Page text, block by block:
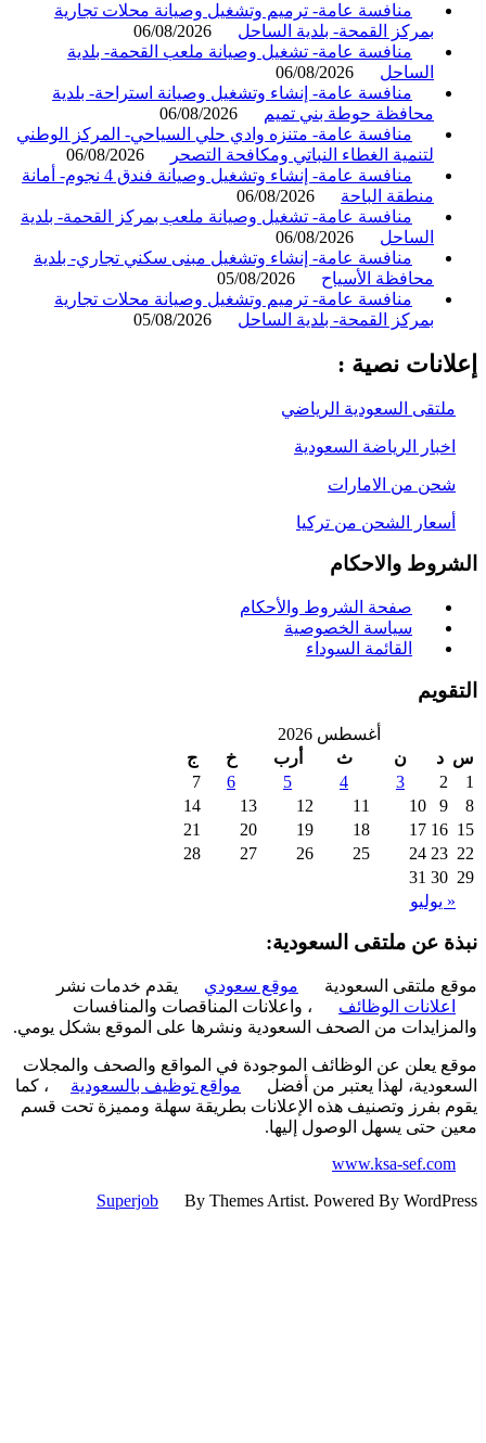
منافسة عامة- ترميم وتشغيل وصيانة محلات تجارية
بمركز القمحة- بلدية الساحل
06/08/2026
منافسة عامة- تشغيل وصيانة ملعب القحمة- بلدية
الساحل
06/08/2026
منافسة عامة- إنشاء وتشغيل وصيانة استراحة- بلدية
محافظة حوطة بني تميم
06/08/2026
منافسة عامة- متنزه وادي حلي السياحي- المركز الوطني
لتنمية الغطاء النباتي ومكافحة التصحر
06/08/2026
منافسة عامة- إنشاء وتشغيل وصيانة فندق 4 نجوم- أمانة
منطقة الباحة
06/08/2026
منافسة عامة- تشغيل وصيانة ملعب بمركز القحمة- بلدية
الساحل
06/08/2026
منافسة عامة- إنشاء وتشغيل مبنى سكني تجاري- بلدية
محافظة الأسياح
05/08/2026
منافسة عامة- ترميم وتشغيل وصيانة محلات تجارية
بمركز القمحة- بلدية الساحل
05/08/2026
نصية :
السعودية الرياضي
الرياضة السعودية
من الامارات
الشحن من تركيا
والاحكام
صفحة الشروط والأحكام
سياسة الخصوصية
القائمة السوداء
أغسطس 2026
د
ن
ج
7
10
16
17
23
24
30
31
يوليو
عن ملتقى السعودية:
ملتقى السعودية موقع سعودي
يقدم خدمات نشر
الوظائف
، واعلانات المناقصات والمنافسات
من الصحف السعودية ونشرها على الموقع بشكل يومي.
يعلن عن الوظائف الموجودة في المواقع والصحف والمجلات
لهذا يعتبر من أفضل
مواقع توظيف بالسعودية
، كما
بفرز وتصنيف هذه الإعلانات بطريقة سهلة ومميزة تحت قسم
حتى يسهل الوصول إليها.
www.ksa-
Superjob
By Themes Artist. Powered By